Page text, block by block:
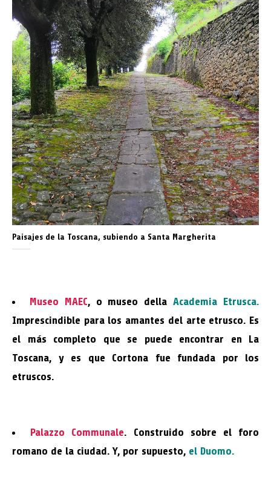
Paisajes de la Toscana, subiendo a Santa Margherita
Museo MAEC, o museo dellaAcademia Etrusca.
Imprescindible para los amantes del arte etrusco. Es
el más completo que se puede encontrar en La
Toscana, y es que Cortona fue fundada por los
etruscos.
Palazzo Communale. Construido sobre el foro
romano de la ciudad. Y, por supuesto, el Duomo.